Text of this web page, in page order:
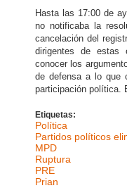
Hasta las 17:00 de
no notificaba la
cancelación del
dirigentes de estas
conocer los
de defensa a lo que
participación política.
Etiquetas:
Política
Partidos políticos
MPD
Ruptura
PRE
Prian